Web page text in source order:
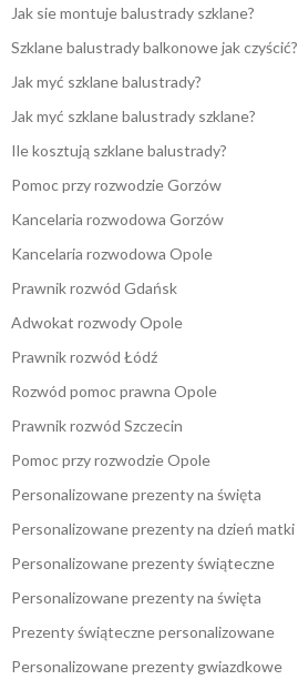
Jak sie montuje balustrady szklane?
Szklane balustrady balkonowe jak czyścić?
Jak myć szklane balustrady?
Jak myć szklane balustrady szklane?
Ile kosztują szklane balustrady?
Pomoc przy rozwodzie Gorzów
Kancelaria rozwodowa Gorzów
Kancelaria rozwodowa Opole
Prawnik rozwód Gdańsk
Adwokat rozwody Opole
Prawnik rozwód Łódź
Rozwód pomoc prawna Opole
Prawnik rozwód Szczecin
Pomoc przy rozwodzie Opole
Personalizowane prezenty na święta
Personalizowane prezenty na dzień matki
Personalizowane prezenty świąteczne
Personalizowane prezenty na święta
Prezenty świąteczne personalizowane
Personalizowane prezenty gwiazdkowe